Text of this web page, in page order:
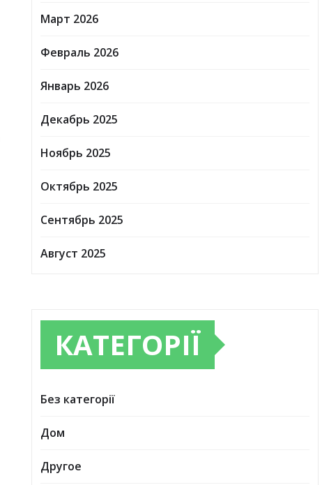
Март 2026
Февраль 2026
Январь 2026
Декабрь 2025
Ноябрь 2025
Октябрь 2025
Сентябрь 2025
Август 2025
КАТЕГОРІЇ
Без категорії
Дом
Другое